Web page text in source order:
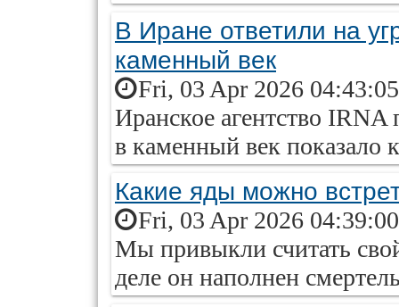
В Иране ответили на
каменный век
Fri, 03 Apr 2026
Иранское агентство
в каменный век показало
Какие яды можно
Fri, 03 Apr 2026
Мы привыкли считать
деле он наполнен